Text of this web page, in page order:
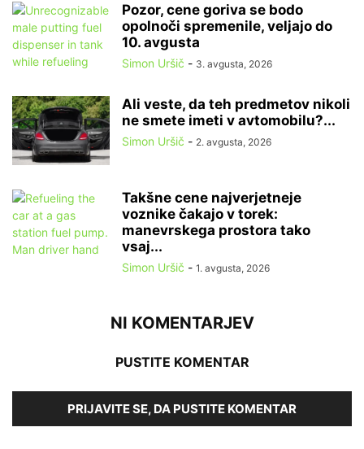
Pozor, cene goriva se bodo
opolnoči spremenile, veljajo do
10. avgusta
Simon Uršič - 3. avgusta, 2026
Ali veste, da teh predmetov nikoli
ne smete imeti v avtomobilu?...
Simon Uršič - 2. avgusta, 2026
Takšne cene najverjetneje
voznike čakajo v torek:
manevrskega prostora tako
vsaj...
Simon Uršič - 1. avgusta, 2026
NI KOMENTARJEV
PUSTITE KOMENTAR
PRIJAVITE SE, DA PUSTITE KOMENTAR